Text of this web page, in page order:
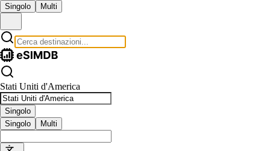
Singolo Multi
Stati Uniti d'America
Singolo
Singolo
Multi